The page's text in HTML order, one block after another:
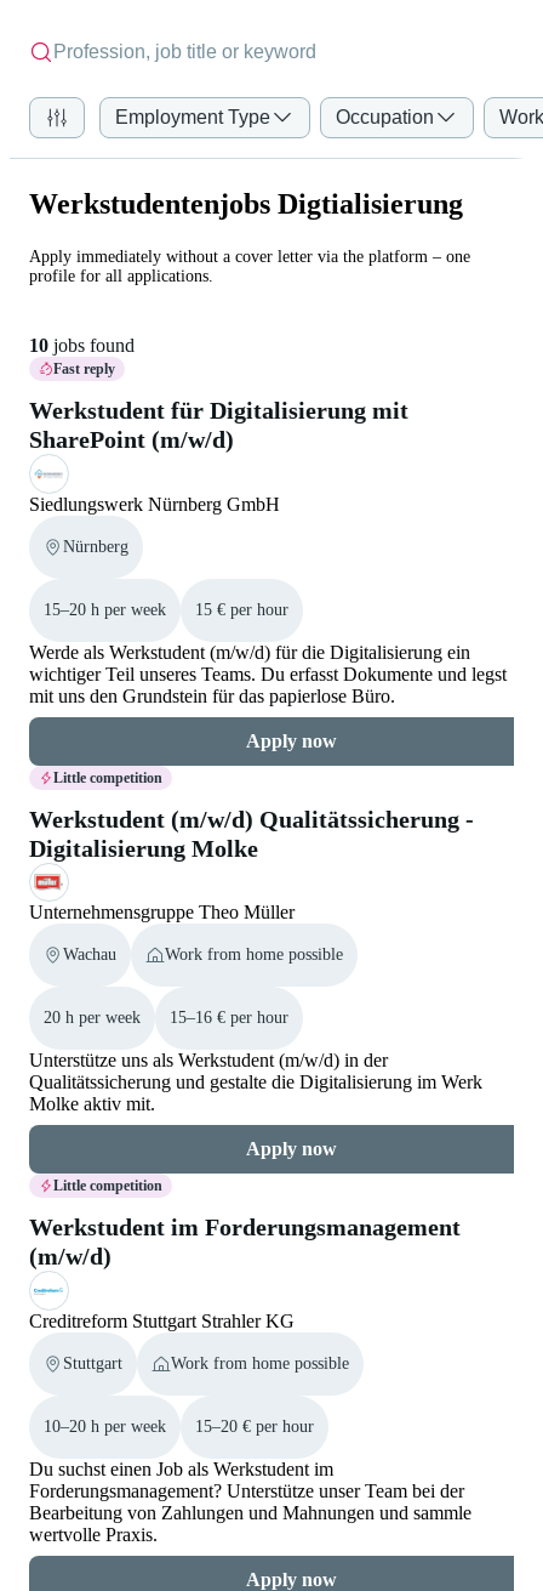
Employment Type Occupation
Werkstudentenjobs Digtialisierung
Apply immediately without a cover letter via the platform – one
profile for all applications.
10 jobs found
Fast reply
Werkstudent für Digitalisierung mit
SharePoint (m/w/d)
Siedlungswerk Nürnberg GmbH
Nürnberg
15–20 h per week 15 € per hour
Werde als Werkstudent (m/w/d) für die Digitalisierung ein
wichtiger Teil unseres Teams. Du erfasst Dokumente und legst
mit uns den Grundstein für das papierlose Büro.
Apply now
Little competition
Werkstudent (m/w/d) Qualitätssicherung -
Digitalisierung Molke
Unternehmensgruppe Theo Müller
Wachau Work from home possible
20 h per week 15–16 € per hour
Unterstütze uns als Werkstudent (m/w/d) in der
Qualitätssicherung und gestalte die Digitalisierung im Werk
Molke aktiv mit.
Apply now
Little competition
Werkstudent im Forderungsmanagement
(m/w/d)
Creditreform Stuttgart Strahler KG
Stuttgart Work from home possible
10–20 h per week 15–20 € per hour
Du suchst einen Job als Werkstudent im
Forderungsmanagement? Unterstütze unser Team bei der
Bearbeitung von Zahlungen und Mahnungen und sammle
wertvolle Praxis.
Apply now